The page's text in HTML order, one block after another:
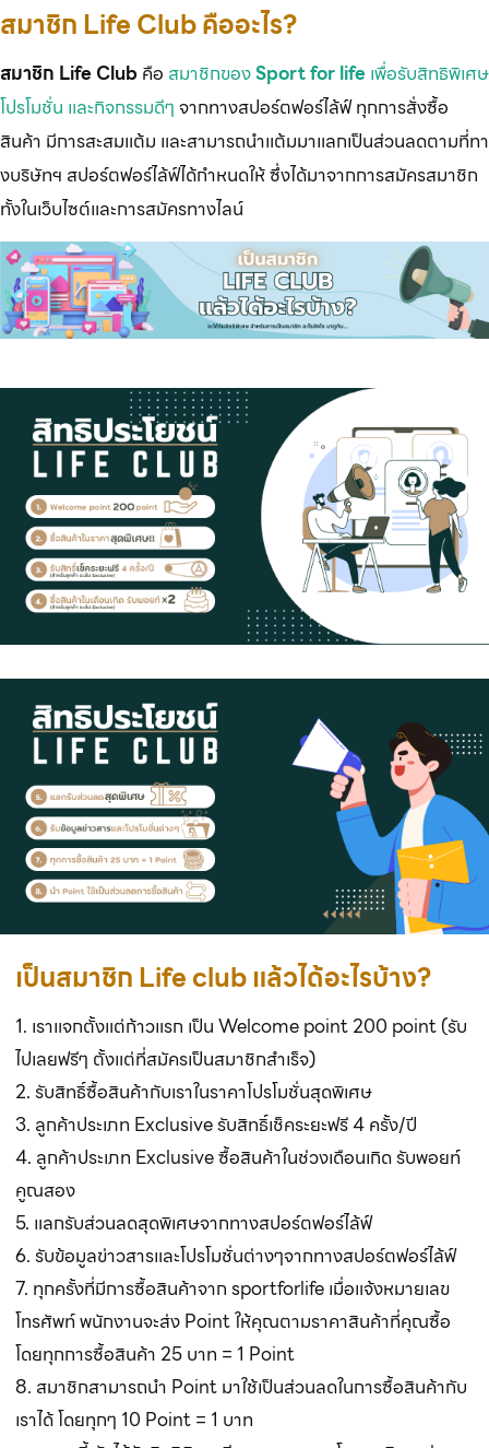
สมาชิก Life Club คืออะไร?
สมาชิก Life Clubคือ สมาชิกของSport for lifeเพื่อรับสิทธิพิเศษ
โปรโมชั่น และกิจกรรมดีๆจากทางสปอร์ตฟอร์ไล้ฟ์ ทุกการสั่งซื้อ
สินค้า มีการสะสมแต้ม และสามารถนำแต้มมาแลกเป็นส่วนลดตามที่ทา
งบริษัทฯ สปอร์ตฟอร์ไล้ฟ์ได้กำหนดให้ ซึ่งได้มาจากการสมัครสมาชิก
ทั้งในเว็บไซต์และการสมัครทางไลน์
เป็นสมาชิก Life club แล้วได้อะไรบ้าง?
1. เราแจกตั้งแต่ก้าวแรก เป็น Welcome point 200 point (รับ
ไปเลยฟรีๆ ตั้งแต่ที่สมัครเป็นสมาชิกสำเร็จ)
2. รับสิทธิ์ซื้อสินค้ากับเราในราคาโปรโมชั่นสุดพิเศษ
3. ลูกค้าประเภท Exclusive รับสิทธิ์เช็คระยะฟรี 4 ครั้ง/ปี
4. ลูกค้าประเภท Exclusive ซื้อสินค้าในช่วงเดือนเกิด รับพอยท์
คูณสอง
5. แลกรับส่วนลดสุดพิเศษจากทางสปอร์ตฟอร์ไล้ฟ์
6. รับข้อมูลข่าวสารและโปรโมชั่นต่างๆจากทางสปอร์ตฟอร์ไล้ฟ์
7. ทุกครั้งที่มีการซื้อสินค้าจาก sportforlife เมื่อแจ้งหมายเลข
โทรศัพท์ พนักงานจะส่ง Point ให้คุณตามราคาสินค้าที่คุณซื้อ
โดยทุกการซื้อสินค้า 25 บาท = 1 Point
8. สมาชิกสามารถนำ Point มาใช้เป็นส่วนลดในการซื้อสินค้ากับ
เราได้ โดยทุกๆ 10 Point = 1 บาท